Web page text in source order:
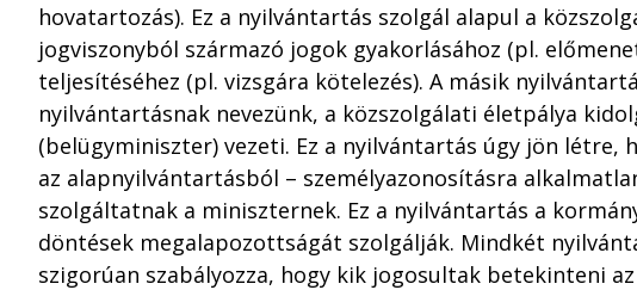
hovatartozás). Ez a nyilvántartás szolgál alapul a
jogviszonyból származó jogok gyakorlásához (pl.
teljesítéséhez (pl. vizsgára kötelezés). A másik
nyilvántartásnak nevezünk, a közszolgálati életpálya
(belügyminiszter) vezeti. Ez a nyilvántartás úgy jön létre,
az alapnyilvántartásból – személyazonosításra
szolgáltatnak a miniszternek. Ez a nyilvántartás a
döntések megalapozottságát szolgálják. Mindkét
szigorúan szabályozza, hogy kik jogosultak betekinteni